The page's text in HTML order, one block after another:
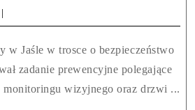
w Jaśle w trosce o bezpieczeństwo
zadanie prewencyjne polegające
monitoringu wizyjnego oraz drzwi ...